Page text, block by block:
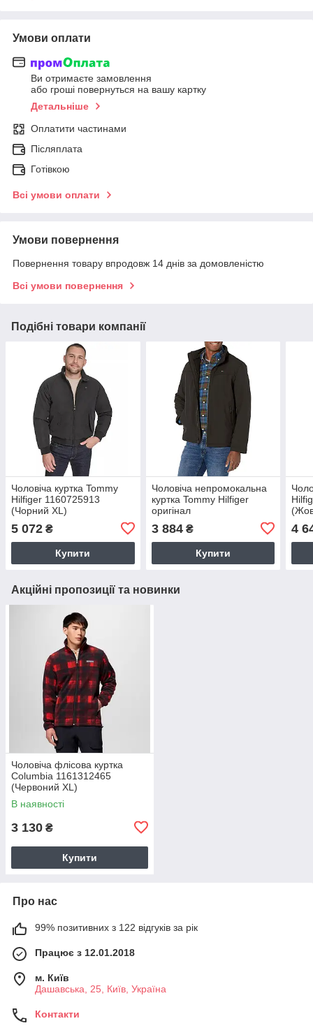
Умови оплати
Ви отримаєте замовлення
або гроші повернуться на вашу картку
Детальніше
Оплатити частинами
Післяплата
Готівкою
Всі умови оплати
Умови повернення
Повернення товару впродовж 14 днів за домовленістю
Всі умови повернення
Подібні товари компанії
Чоловіча куртка Tommy
Hilfiger 1160725913
(Чорний XL)
5 072 ₴
Купити
Чоловіча непромокальна
куртка Tommy Hilfiger
оригінал
3 884₴
Купити
4
Акційні пропозиції та новинки
Чоловіча флісова куртка
Columbia 1161312465
(Червоний XL)
В наявності
3 130 ₴
Купити
Про нас
99% позитивних з 122 відгуків за рік
Працює з 12.01.2018
м. Київ
Дашавська, 25, Київ, Україна
Контакти